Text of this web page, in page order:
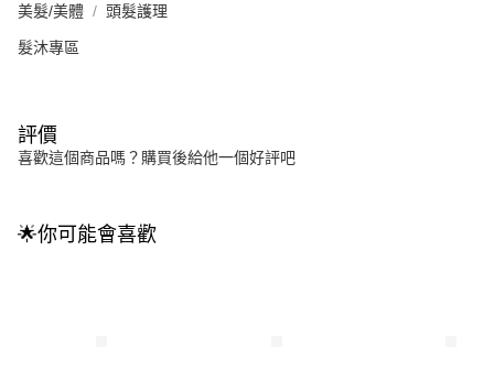
美髮/美體 頭髮護理
髮沐專區
評價
喜歡這個商品嗎？購買後給他一個好評吧
🌟你可能會喜歡